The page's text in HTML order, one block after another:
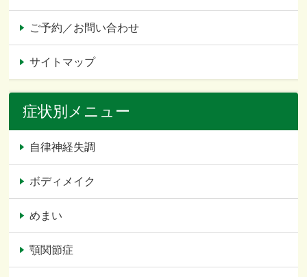
ご予約／お問い合わせ
サイトマップ
症状別メニュー
自律神経失調
ボディメイク
めまい
顎関節症